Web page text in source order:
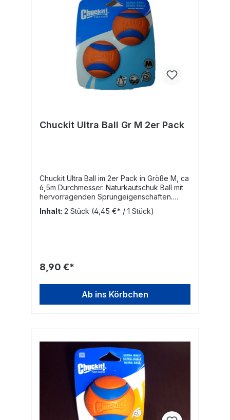
Chuckit Ultra Ball Gr M 2er Pack
Chuckit Ultra Ball im 2er Pack in Größe M, ca
6,5m Durchmesser. Naturkautschuk Ball mit
hervorragenden Sprungeigenschaften.
Ideal zum Apportieren. Der Chuckit Ultra Ball
ist schwimmfähig und ist das perfekte
wodurch der Ball nachgibt, wenn der Hund
auf dem Ball rumkaut. Chuckit Bälle sind für
sind sie nicht als Kauspielzeug geeignet.
Inhalt: 2 Stück (4,45 €* / 1 Stück)
8,90 €*
Ab ins Körbchen